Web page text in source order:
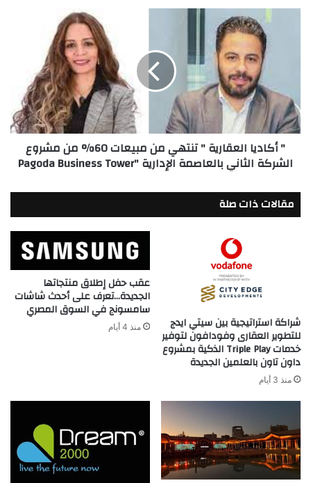
مبيعات
60%
من
مشروع
الشركة
بالعاصمة
الإدارية
"Pagoda
" أكاديا العقارية " تنتهي من مبيعات 60% من مشروع
الشركة الثاني بالعاصمة الإدارية "Pagoda Business Tower
مقالات ذات صلة
شراكة استراتيجية بين سيتي ايدج
للتطوير العقارى وفودافون لتوفير
خدمات Triple Play الذكية بمشروع
داون تاون بالعلمين الجديدة
منذ 3 أيام
عقب حفل إطلاق منتجاتها
الجديدة…تعرف على أحدث شاشات
سامسونج في السوق المصري
منذ 4 أيام